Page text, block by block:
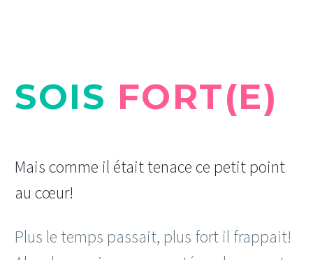
SOIS FORT(E)
Mais comme il était tenace ce petit point
au cœur!
Plus le temps passait, plus fort il frappait!